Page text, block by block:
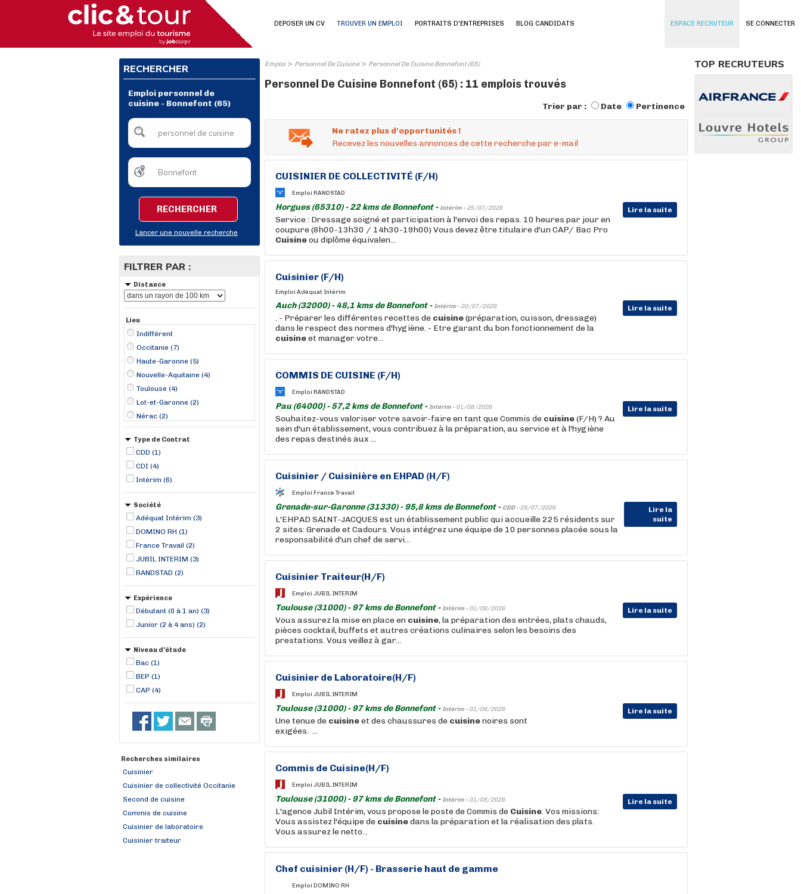
SE CONNECTER
DEPOSER UN CV TROUVER UN EMPLOI PORTRAITS D'ENTREPRISES BLOG CANDIDATS ESPACE RECRUTEUR
RECHERCHER
Emploi personnel de
cuisine - Bonnefont (65)
RECHERCHER
Lancer une nouvelle recherche
FILTRER PAR :
Distance
Lieu
Indifférent
Occitanie (7)
Haute-Garonne (5)
Nouvelle-Aquitaine (4)
Toulouse (4)
Lot-et-Garonne (2)
Nérac (2)
Auch (1)
Grenade-sur-Garonne (1)
Horgues (1)
Mont-de-Marsan (1)
Pau (1)
Type de Contrat
CDD (1)
CDI (4)
Intérim (6)
Société
Adéquat Intérim (3)
DOMINO RH (1)
France Travail (2)
JUBIL INTERIM (3)
RANDSTAD (2)
Expérience
Débutant (0 à 1 an) (3)
Junior (2 à 4 ans) (2)
Niveau d'étude
Bac (1)
BEP (1)
CAP (4)
Recherches similaires
Cuisinier
Cuisinier de collectivité Occitanie
Second de cuisine
Commis de cuisine
Cuisinier de laboratoire
Cuisinier traiteur
Emploi> Personnel De Cuisine> Personnel De Cuisine Bonnefont (65)
Personnel De Cuisine Bonnefont (65) : 11 emplois trouvés
Trier par : Date Pertinence
Ne ratez plus d'opportunités !
Recevez les nouvelles annonces de cette recherche par e-mail
CUISINIER DE COLLECTIVITÉ (F/H)
Emploi RANDSTAD
Horgues (65310) - 22 kms de Bonnefont -Intérim - 25/07/2026 Lire la suite
Service : Dressage soigné et participation à l'envoi des repas. 10 heures par jour en
coupure (8h00-13h30 / 14h30-19h00) Vous devez être titulaire d'un CAP/ Bac Pro
Cuisineou diplôme équivalen...
Cuisinier (F/H)
Emploi Adéquat Intérim
Auch (32000) - 48,1 kms de Bonnefont -Intérim - 20/07/2026 Lire la suite
. - Préparer les différentes recettes de cuisine(préparation, cuisson, dressage)
dans le respect des normes d'hygiène. - Etre garant du bon fonctionnement de la
cuisineet manager votre...
COMMIS DE CUISINE (F/H)
Emploi RANDSTAD
Pau (64000) - 57,2 kms de Bonnefont -Intérim - 01/08/2026 Lire la suite
Souhaitez-vous valoriser votre savoir-faire en tant que Commis de cuisine(F/H) ? Au
sein d'un établissement, vous contribuez à la préparation, au service et à l'hygiène
des repas destinés aux ...
Cuisinier / Cuisinière en EHPAD (H/F)
Emploi France Travail
Grenade-sur-Garonne (31330) - 95,8 kms de Bonnefont - CDD - 29/07/2026
Lire la
suite
L'EHPAD SAINT-JACQUES est un établissement public qui accueille 225 résidents sur
2 sites: Grenade et Cadours. Vous intégrez une équipe de 10 personnes placée sous la
responsabilité d'un chef de servi...
Cuisinier Traiteur(H/F)
Emploi JUBIL INTERIM
Toulouse (31000) - 97 kms de Bonnefont -Intérim - 01/08/2026 Lire la suite
Vous assurez la mise en place en cuisine, la préparation des entrées, plats chauds,
pièces cocktail, buffets et autres créations culinaires selon les besoins des
prestations. Vous veillez à gar...
Cuisinier de Laboratoire(H/F)
Emploi JUBIL INTERIM
Toulouse (31000) - 97 kms de Bonnefont -Intérim - 01/08/2026 Lire la suite
Une tenue de cuisineet des chaussures de cuisinenoires sont
exigées. ...
Commis de Cuisine(H/F)
Emploi JUBIL INTERIM
Toulouse (31000) - 97 kms de Bonnefont -Intérim - 01/08/2026 Lire la suite
L'agence Jubil Intérim, vous propose le poste de Commis de Cuisine. Vos missions:
Vous assistez l'équipe de cuisinedans la préparation et la réalisation des plats.
Vous assurez le netto...
Chef cuisinier (H/F) - Brasserie haut de gamme
Emploi DOMINO RH
TOP RECRUTEURS